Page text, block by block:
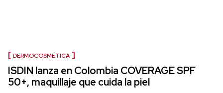
DERMOCOSMÉTICA
ISDIN lanza en Colombia COVERAGE SPF
50+, maquillaje que cuida la piel